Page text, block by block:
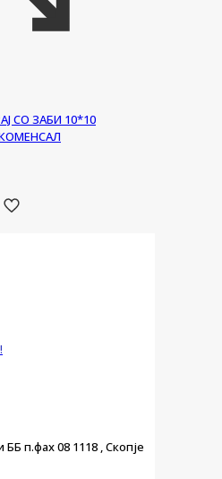
СО ЗАБИ 10*10
КОМЕНСАЛ
п.фах 08 1118 , Скопје